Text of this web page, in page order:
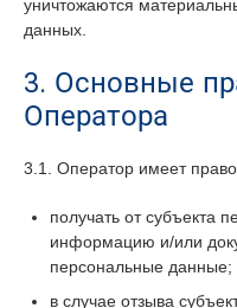
уничтожаются
данных.
3. Основные
Оператора
3.1. Оператор имеет
получать от субъекта
информацию и/или
персональные данные;
в случае отзыва